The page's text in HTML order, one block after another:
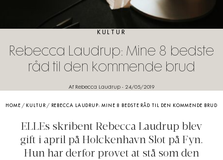
KULTUR
Rebecca Laudrup: Mine 8 bedste
råd til den kommende brud
Af Rebecca Laudrup- 24/05/2019
HOME / KULTUR/ REBECCA LAUDRUP: MINE 8 BEDSTE RÅD TIL DEN KOMMENDE BRUD
ELLEs skribent Rebecca Laudrup blev
gift i april på Holckenhavn Slot på Fyn.
Hun har derfor prøvet at stå som den